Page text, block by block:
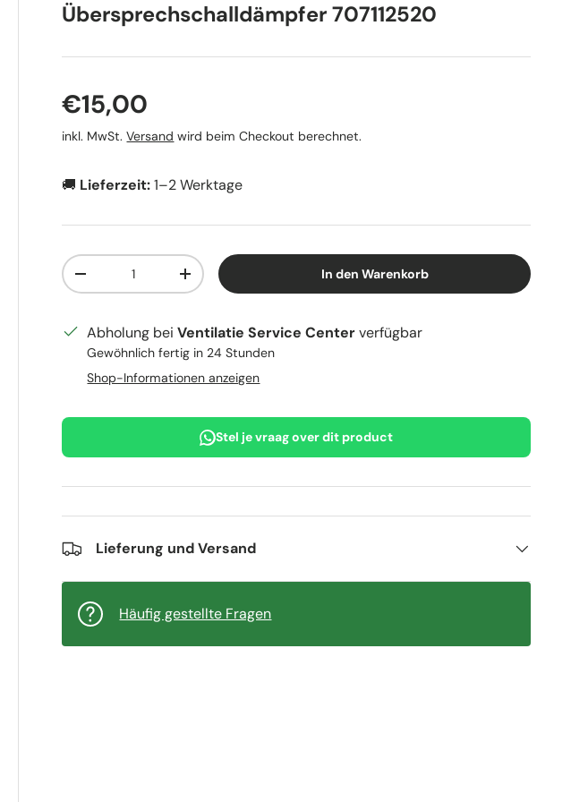
Übersprechschalldämpfer 707112520
Normaler Preis
€15,00
inkl. MwSt.Versand wird beim Checkout berechnet.
🚚 Lieferzeit:1–2 Werktage
Anzahl
Menge verringernMenge erhöhen In den Warenkorb
Abholung beiVentilatie Service Centerverfügbar
Gewöhnlich fertig in 24 Stunden
Shop-Informationen anzeigen
Stel je vraag over dit product
Lieferung und Versand
Häufig gestellte Fragen